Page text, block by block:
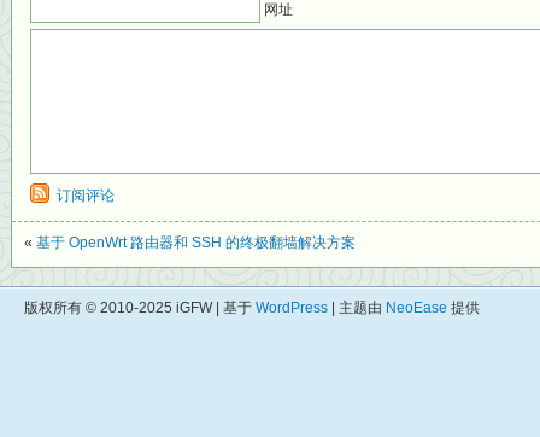
网址
订阅评论
« 基于 OpenWrt 路由器和 SSH 的终极翻墙解决方案
版权所有 © 2010-2025 iGFW | 基于 WordPress | 主题由 NeoEase 提供